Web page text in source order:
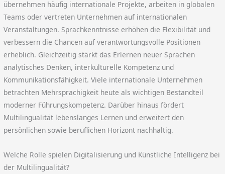
übernehmen häufig internationale Projekte, arbeiten in globalen
Teams oder vertreten Unternehmen auf internationalen
Veranstaltungen. Sprachkenntnisse erhöhen die Flexibilität und
verbessern die Chancen auf verantwortungsvolle Positionen
erheblich. Gleichzeitig stärkt das Erlernen neuer Sprachen
analytisches Denken, interkulturelle Kompetenz und
Kommunikationsfähigkeit. Viele internationale Unternehmen
betrachten Mehrsprachigkeit heute als wichtigen Bestandteil
moderner Führungskompetenz. Darüber hinaus fördert
Multilingualität lebenslanges Lernen und erweitert den
persönlichen sowie beruflichen Horizont nachhaltig.
Welche Rolle spielen Digitalisierung und Künstliche Intelligenz bei
der Multilingualität?